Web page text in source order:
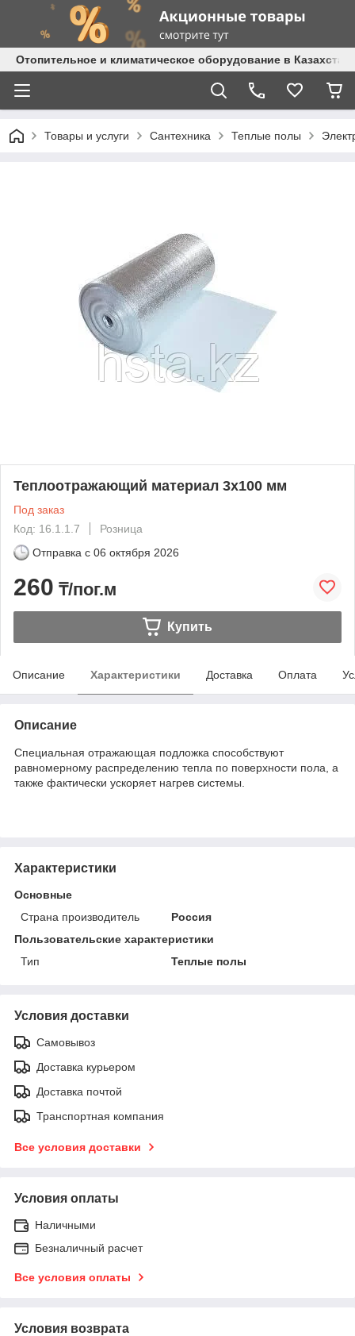
Отопительное и климатическое оборудование в
Товары и услуги Сантехника Теплые полы
Теплоотражающий материал 3х100 мм
Под заказ
Код: 16.1.1.7
Розница
Отправка с 06 октября 2026
260 ₸/пог.м
Купить
Описание Характеристики Доставка Оплата
Описание
Специальная отражающая подложка способствуют
равномерному распределению тепла по поверхности пола, а
также фактически ускоряет нагрев системы.
Характеристики
Основные
Страна производитель
Россия
Пользовательские характеристики
Тип
Теплые полы
Условия доставки
Самовывоз
Доставка курьером
Доставка почтой
Транспортная компания
Все условия доставки
Условия оплаты
Наличными
Безналичный расчет
Все условия оплаты
Условия возврата